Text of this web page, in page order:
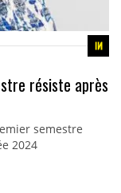
résiste après
semestre
2024